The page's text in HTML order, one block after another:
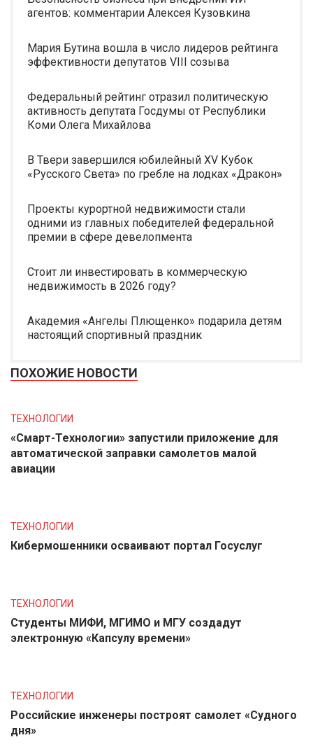
агентов: комментарии Алексея Кузовкина
Мария Бутина вошла в число лидеров рейтинга
эффективности депутатов VIII созыва
Федеральный рейтинг отразил политическую
активность депутата Госдумы от Республики
Коми Олега Михайлова
В Твери завершился юбилейный XV Кубок
«Русского Света» по гребле на лодках «Дракон»
Проекты курортной недвижимости стали
одними из главных победителей федеральной
премии в сфере девелопмента
Стоит ли инвестировать в коммерческую
недвижимость в 2026 году?
Академия «Ангелы Плющенко» подарила детям
настоящий спортивный праздник
ПОХОЖИЕ НОВОСТИ
ТЕХНОЛОГИИ
«Смарт-Технологии» запустили приложение для
автоматической заправки самолетов малой
авиации
ТЕХНОЛОГИИ
Кибермошенники осваивают портал Госуслуг
ТЕХНОЛОГИИ
Студенты МИФИ, МГИМО и МГУ создадут
электронную «Капсулу времени»
ТЕХНОЛОГИИ
Российские инженеры построят самолет «Судного
дня»